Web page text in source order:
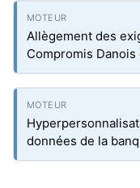
Allègement des
Compromis
données de la